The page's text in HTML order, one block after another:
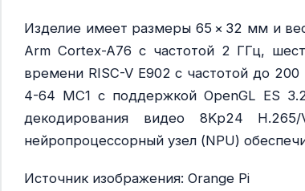
Изделие имеет размеры 65 × 32 мм и
Arm Cortex-A76 с частотой 2 ГГц,
времени RISC-V E902 с частотой до
4-64 MC1 с поддержкой OpenGL ES
декодирования видео 8Kp24
нейропроцессорный узел (NPU)
Источник изображения: Orange Pi